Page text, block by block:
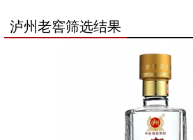
泸州老窖筛选结果